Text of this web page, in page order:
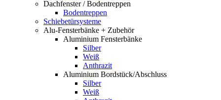
Dachfenster / Bodentreppen
Bodentreppen
Schiebetürsysteme
Alu-Fensterbänke + Zubehör
Aluminium Fensterbänke
Silber
Weiß
Anthrazit
Aluminium Bordstück/Abschluss
Silber
Weiß